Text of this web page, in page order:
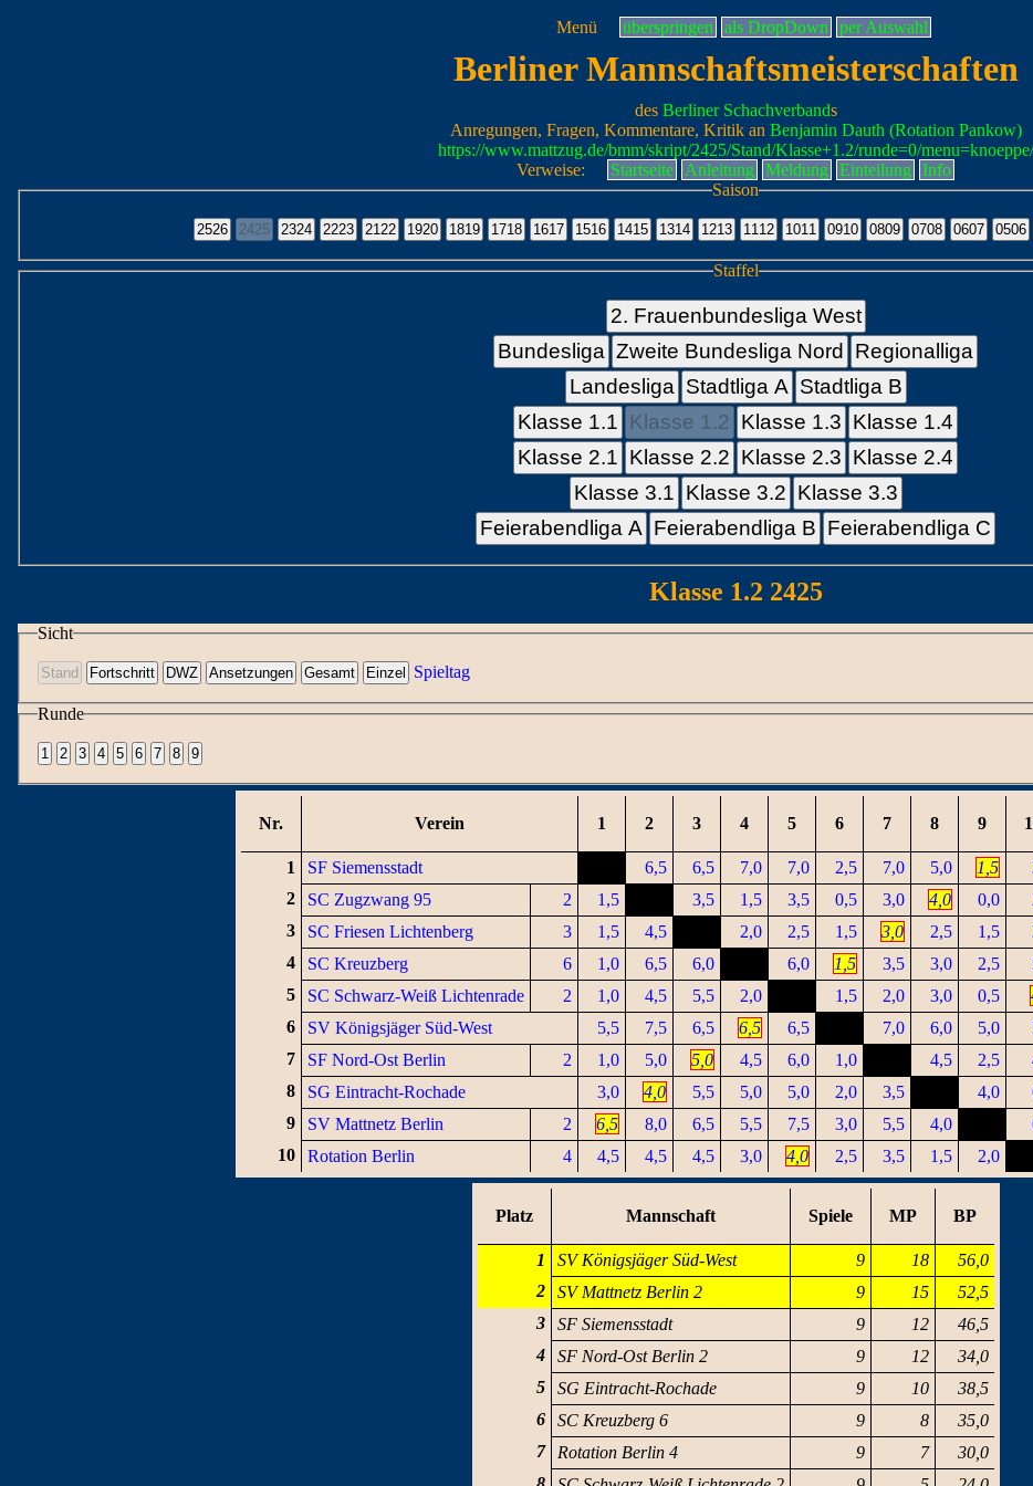
Menü überspringen als DropDown per Auswahl
Berliner Mannschaftsmeisterschaften
des Berliner Schachverbands
Anregungen, Fragen, Kommentare, Kritik an Benjamin Dauth (Rotation Pankow)
https://www.mattzug.de/bmm/skript/2425/Stand/Klasse+1.2/runde=0/menu=knoeppe/
Verweise:
Startseite Anleitung Meldung Einteilung
Info
Saison
Staffel
2. Frauenbundesliga West
Bundesliga Zweite Bundesliga Nord
Regionalliga
Landesliga Stadtliga A Stadtliga B
Klasse 1.1
Klasse 1.2 Klasse 1.3 Klasse 1.4
Klasse 2.1 Klasse 2.2 Klasse 2.3 Klasse 2.4
Klasse 3.1 Klasse 3.2 Klasse 3.3
Feierabendliga A Feierabendliga B Feierabendliga C
Klasse 1.2 2425
Sicht
Spieltag
Runde
Nr. Verein 1 2 3 4 5 6 7 8 9
1 SF Siemensstadt 6,5 6,5 7,0 7,0 2,5 7,0 5,0 1,5
2
SC Zugzwang 95 2 1,5 3,5 1,5 3,5 0,5 3,0 4,0 0,0
3
SC Friesen Lichtenberg 3 1,5 4,5 2,0 2,5 1,5 3,0 2,5 1,5
4
SC Kreuzberg 6 1,0 6,5 6,0 6,0 1,5 3,5 3,0 2,5
5
SC Schwarz-Weiß Lichtenrade 2 1,0 4,5 5,5 2,0 1,5 2,0 3,0 0,5
6
SV Königsjäger Süd-West 5,5 7,5 6,5 6,5 6,5 7,0 6,0 5,0
7
SF Nord-Ost Berlin 2 1,0 5,0 5,0 4,5 6,0 1,0 4,5 2,5
8
SG Eintracht-Rochade 3,0 4,0 5,5 5,0 5,0 2,0 3,5 4,0
9
SV Mattnetz Berlin 2 6,5 8,0 6,5 5,5 7,5 3,0 5,5 4,0
10
Rotation Berlin 4 4,5 4,5 4,5 3,0 4,0 2,5 3,5 1,5 2,0
Platz Mannschaft Spiele MP BP
1 SV Königsjäger Süd-West 9 18
56,0
2
SV Mattnetz Berlin 2 9 15
52,5
3
SF Siemensstadt 9 12
46,5
4
SF Nord-Ost Berlin 2 9 12
34,0
5
SG Eintracht-Rochade 9 10
38,5
6
SC Kreuzberg 6 9 8
35,0
7
Rotation Berlin 4 9 7
30,0